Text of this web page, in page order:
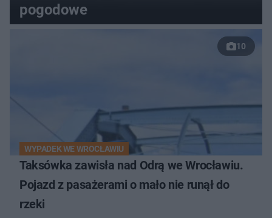
pogodowe
10
WYPADEK WE WROCŁAWIU
Taksówka zawisła nad Odrą we Wrocławiu.
Pojazd z pasażerami o mało nie runął do
rzeki